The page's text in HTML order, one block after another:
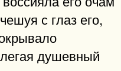
с глаз его,
душевный